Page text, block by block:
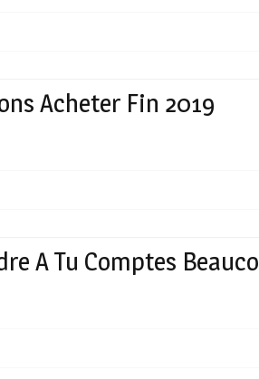
Acheter Fin 2019
A Tu Comptes